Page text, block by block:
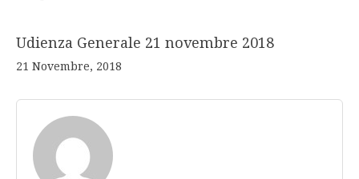
Udienza Generale 21 novembre 2018
21 Novembre, 2018